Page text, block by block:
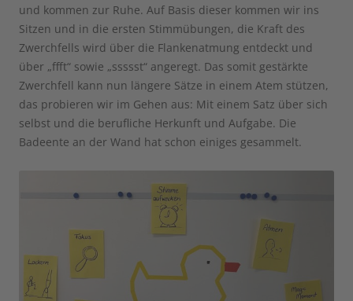
und kommen zur Ruhe. Auf Basis dieser kommen wir ins
Sitzen und in die ersten Stimmübungen, die Kraft des
Zwerchfells wird über die Flankenatmung entdeckt und
über „ffft“ sowie „ssssst“ angeregt. Das somit gestärkte
Zwerchfell kann nun längere Sätze in einem Atem stützen,
das probieren wir im Gehen aus: Mit einem Satz über sich
selbst und die berufliche Herkunft und Aufgabe. Die
Badeente an der Wand hat schon einiges gesammelt.